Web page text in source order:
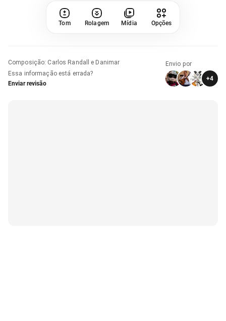
Tom Rolagem Mídia Opções
Composição: Carlos Randall e Danimar
Essa informação está errada?
Enviar revisão
Envio por
+4